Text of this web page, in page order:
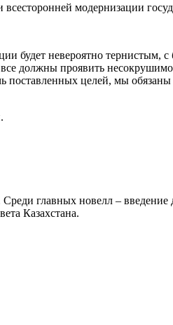
модернизации
будет невероятно
должны проявить
поставленных целей, мы
главных новелл –
Казахстана.